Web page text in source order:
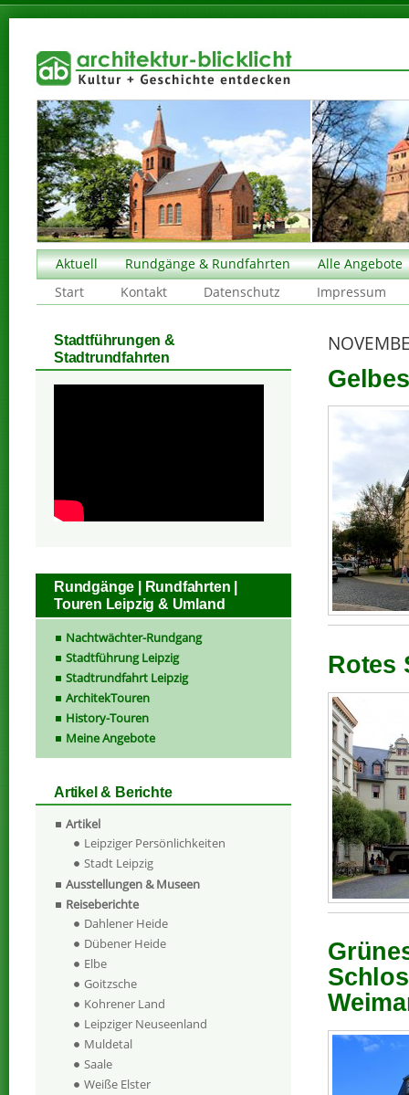
Aktuell Rundgänge & Rundfahrten
Alle Angebote
Start
Kontakt Datenschutz Impressum
Rotes
Stadtführungen &
Stadtrundfahrten
Rundgänge | Rundfahrten |
Touren Leipzig & Umland
Nachtwächter-Rundgang
Stadtführung Leipzig
Stadtrundfahrt Leipzig
ArchitekTouren
History-Touren
Meine Angebote
Artikel & Berichte
Artikel
Leipziger Persönlichkeiten
Stadt Leipzig
Ausstellungen & Museen
Reiseberichte
Dahlener Heide
Dübener Heide
Elbe
Goitzsche
Kohrener Land
Leipziger Neuseenland
Muldetal
Saale
Weiße Elster